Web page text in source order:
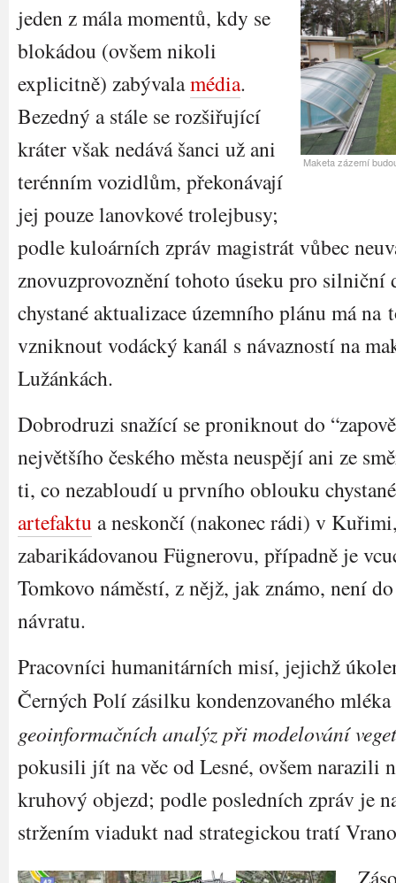
Maketa zázemí
jeden z mála momentů, kdy se
blokádou (ovšem nikoli
explicitně) zabývalamédia.
Bezedný a stále se rozšiřující
kráter však nedává šanci už ani
terénním vozidlům, překonávají
jej pouze lanovkové trolejbusy;
podle kuloárních zpráv magistrát vůbec
znovuzprovoznění tohoto úseku pro silniční
chystané aktualizace územního plánu má na
vzniknout vodácký kanál s návazností na
Lužánkách.
Dobrodruzi snažící se proniknout do
největšího českého města neuspějí ani ze
ti, co nezabloudí u prvního oblouku
artefaktu a neskončí (nakonec rádi) v
zabarikádovanou Fügnerovu, případně je
Tomkovo náměstí, z nějž, jak známo, není
návratu.
Pracovníci humanitárních misí, jejichž
Černých Polí zásilku kondenzovaného
geoinformačních analýz při modelování
pokusili jít na věc od Lesné, ovšem narazili
kruhový objezd; podle posledních zpráv je
stržením viadukt nad strategickou tratí